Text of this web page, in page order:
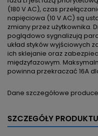
(180 V AC), czas
napięciowa (10 V AC) są
zmiany przez użytkownika.
poglądowo sygnalizują
układ styków wyjściowych
ich sklejanie oraz
międzyfazowym.
powinna przekraczać 16A
Dane szczegółowe
SZCZEGÓŁY PRODUKTU